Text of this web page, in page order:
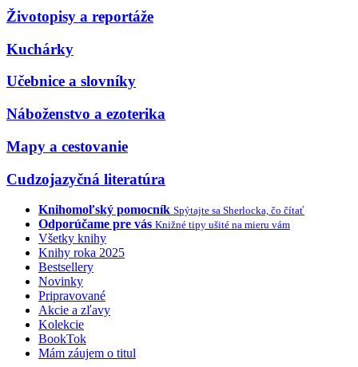
Životopisy a reportáže
Kuchárky
Učebnice a slovníky
Náboženstvo a ezoterika
Mapy a cestovanie
Cudzojazyčná literatúra
Knihomoľský pomocník Spýtajte sa Sherlocka, čo čítať
Odporúčame pre vás Knižné tipy ušité na mieru vám
Všetky knihy
Knihy roka 2025
Bestsellery
Novinky
Pripravované
Akcie a zľavy
Kolekcie
BookTok
Mám záujem o titul